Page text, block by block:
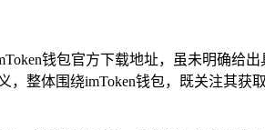
钱包官方下载地址，虽未明确给
整体围绕imToken钱包，既关注其